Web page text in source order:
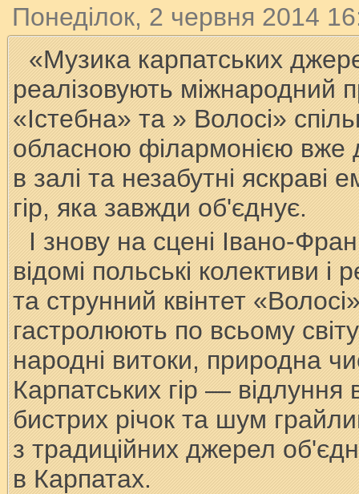
Понеділок, 2 червня 2014
«Музика карпатських
реалізовують міжнародний
«Істебна» та » Волосі»
обласною філармонією вже
в залі та незабутні яскраві
гір, яка завжди об'єднує.
І знову на сцені Івано-
відомі польські колективи і
та струнний квінтет
гастролюють по всьому
народні витоки, природна
Карпатських гір — відлуння
бистрих річок та шум
з традиційних джерел
в Карпатах.